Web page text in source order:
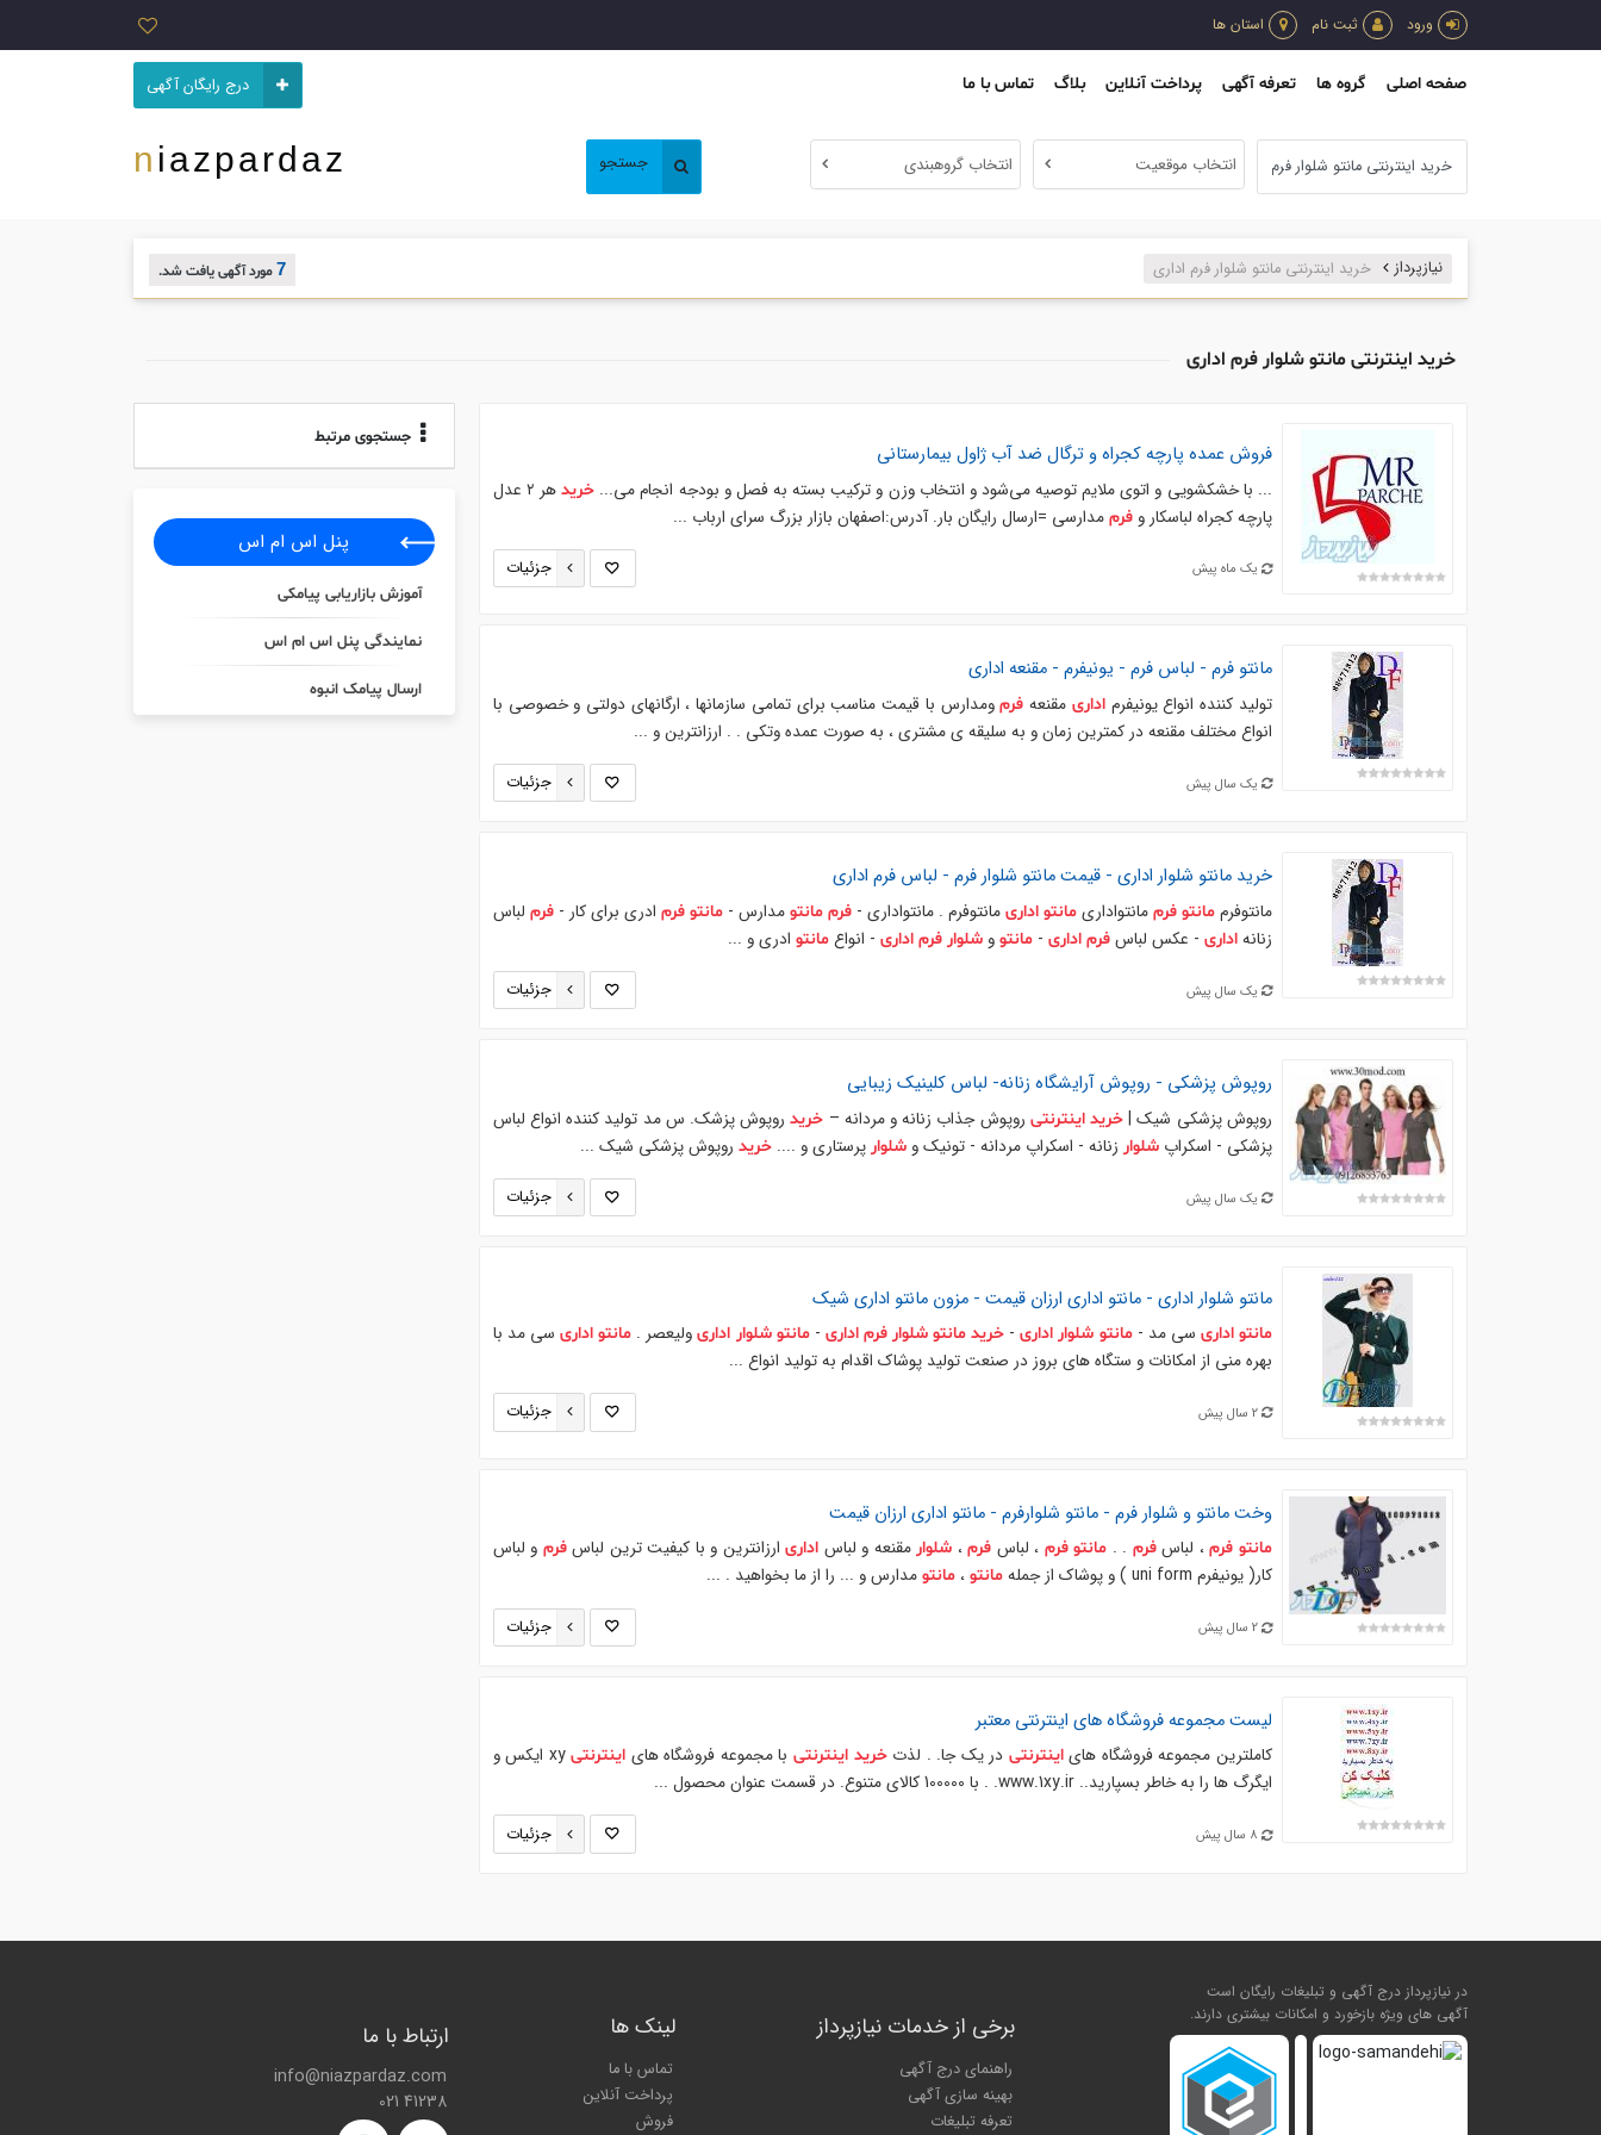
ورود ثبت نام استان ها
درج رایگان آگهی صفحه اصلی گروه ها تعرفه آگهی پرداخت آنلاین بلاگ تماس با ما
انتخاب موقعیت انتخاب گروهبندی جستجو niazpardaz
نیازپرداز خرید اینترنتی مانتو شلوار فرم اداری 7مورد آگهی یافت شد.
خرید اینترنتی مانتو شلوار فرم اداری
فروش عمده پارچه کجراه و ترگال ضد آب ژاول بیمارستانی
... با خشکشویی و اتوی ملایم توصیه می‌شود و انتخاب وزن و ترکیب بسته به فصل و بودجه انجام می‌... خرید
هر ۲ عدل
پارچه کجراه لباسکار وفرم مدارسی =ارسال رایگان بار. آدرس:اصفهان بازار بزرگ سرای ارباب ...
یک ماه پیش جزئیات
مانتو فرم - لباسفرم - یونیفرم - مقنعه اداری
تولید کننده انواع یونیفرماداری مقنعه فرمومدارس با قیمت مناسب برای تمامی سازمانها ، ارگانهای دولتی و خصوصی با
انواع مختلف مقنعه در کمترین زمان و به سلیقه ی مشتری ، به صورت عمده وتکی . . ارزانترین و ...
یک سال پیش جزئیات
خرید مانتو شلوار اداری - قیمتمانتو شلوارفرم - لباسفرم اداری
مانتوفرممانتو فرم مانتواداریمانتو اداری مانتوفرم . مانتواداری -فرم مانتو مدارس -مانتو فرم ادری برای کار -فرم لباس
زنانهاداری - عکس لباسفرم اداری -مانتو وشلوار فرم اداری - انواعمانتو ادری و ...
یک سال پیش جزئیات
روپوش پزشکی - روپوش آرایشگاه زنانه- لباس کلینیک زیبایی
روپوش پزشکی شیک | خرید اینترنتی روپوش جذاب زنانه و مردانه – خریدروپوش پزشک. س مد تولید کننده انواع لباس
پزشکی - اسکراپشلوار زنانه - اسکراپ مردانه - تونیک وشلوار پرستاری و ....خرید روپوش پزشکی شیک ...
یک سال پیش جزئیات
مانتو شلوار اداری -مانتو اداری ارزان قیمت - مزونمانتو اداری شیک
مانتو اداری سی مد -مانتو شلوار اداری- خرید مانتو شلوار فرم اداری -مانتو شلوار اداریولیعصر . مانتو اداریسی مد با
بهره منی از امکانات و ستگاه های بروز در صنعت تولید پوشاک اقدام به تولید انواع ...
2 سال پیش جزئیات
وختمانتو و شلوارفرم -مانتو شلوارفرم -مانتو اداری ارزان قیمت
مانتو فرم، لباسفرم . . مانتو فرم ، لباس فرم، شلوارمقنعه و لباس اداریارزانترين و با كيفيت ترين لباسفرم و لباس
كار( يونيفرم uni form ) و پوشاك از جمله
مانتو ،مانتو مدارس و ... را از ما بخواهيد . ...
2 سال پیش جزئیات
لیست مجموعه فروشگاه های اینترنتی معتبر
کاملترین مجموعه فروشگاه هایاینترنتی در یک جا. . لذتخرید اینترنتیبا مجموعه فروشگاه های اینترنتی
xy ایکس و
ایگرگ ها را به خاطر بسپارید.. www.1xy.ir. . با 100000 کالای متنوع. در قسمت عنوان محصول ...
8 سال پیش جزئیات
جستجوی مرتبط
پنل اس ام اس
آموزش بازاریابی پیامکی
نمایندگی پنل اس ام اس
ارسال پیامک انبوه
در نیازپرداز درج آگهی و تبلیغات رایگان است
آگهی های ویژه بازخورد و امکانات بیشتری دارند.
برخی از خدمات نیازپرداز
راهنمای درج آگهی
بهینه سازی آگهی
تعرفه تبلیغات
لینک ها
تماس با ما
پرداخت آنلاین
فروش
ارتباط با ما
info@niazpardaz.com
021 41238